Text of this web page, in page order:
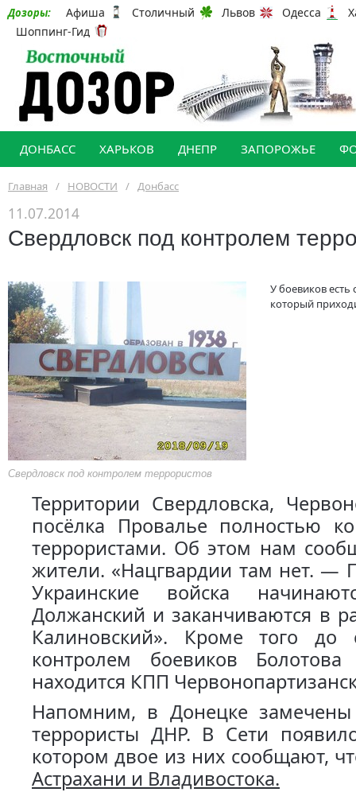
Дозоры: Афиша Столичный Львов Одесса
Шоппинг-Гид
ДОНБАСС ХАРЬКОВ ДНЕПР ЗАПОРОЖЬЕ
Главная / НОВОСТИ / Донбасс
11.07.2014
Свердловск под контролем
Свердловск под контролем террористов
У боевиков есть
который
Территории Свердловска,
посёлка Провалье полностью
террористами. Об этом нам
жители. «Нацгвардии там нет. —
Украинские войска
Должанский и заканчиваются в
Калиновский». Кроме того
контролем боевиков
находится КПП
Напомним, в Донецке
террористы ДНР. В Сети
котором двое из них сообщают,
Астрахани и Владивостока.